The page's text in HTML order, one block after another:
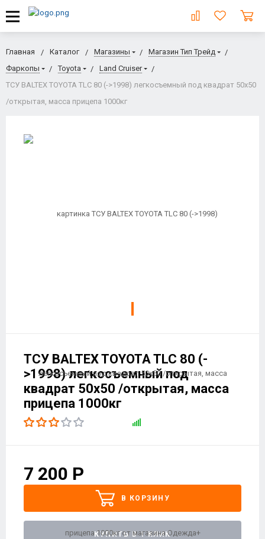
Главная Каталог Магазины
Магазин Тип Трейд
Фаркопы
Toyota
Land Cruiser
ТСУ BALTEX TOYOTA TLC 80 (->1998) легкосъемный под квадрат 50х50
/открытая, масса прицепа 1000кг
ТСУ BALTEX TOYOTA TLC 80 (-
>1998) легкосъемный под
квадрат 50х50 /открытая, масса
прицепа 1000кг
7 200 Р
В КОРЗИНУ
КУПИТЬ В 1 КЛИК